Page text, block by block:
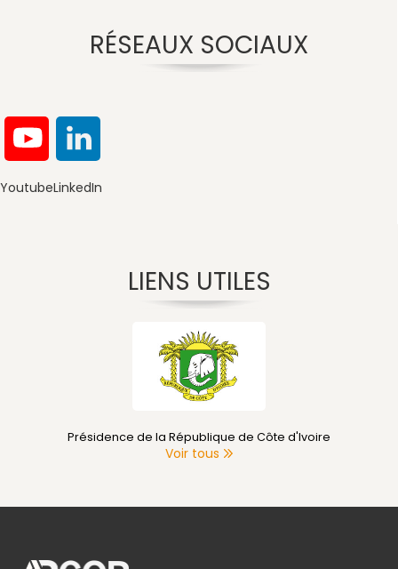
RÉSEAUX SOCIAUX
YoutubeLinkedIn
LIENS UTILES
Primature de Côte d'Ivoire
Voir tous